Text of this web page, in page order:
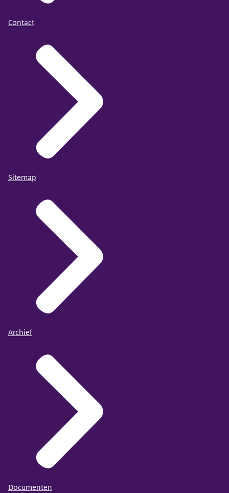
Contact
Sitemap
Archief
Documenten